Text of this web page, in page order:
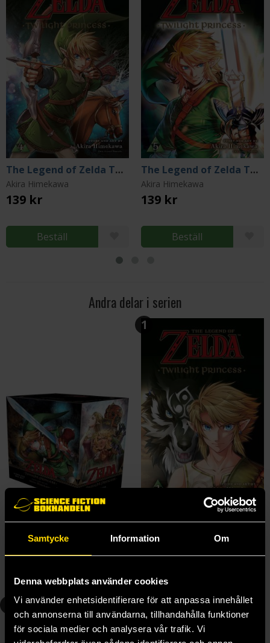
Samtycke Information Om
Denna webbplats använder cookies
Vi använder enhetsidentifierare för att anpassa innehållet
och annonserna till användarna, tillhandahålla funktioner
för sociala medier och analysera vår trafik. Vi
The Legend of Zelda Twilight Princess Vol 4
Akira Himekawa
139 kr
Beställ
The Legend of Zelda Twilight Princess Vol 5
Akira Himekawa
139 kr
Beställ
Andra delar i serien
1150 kr
Längre leveranstid
Beställ
1
The Legend of Zelda Twilight Princess Vol 1
139 kr
Längre leveranstid
4